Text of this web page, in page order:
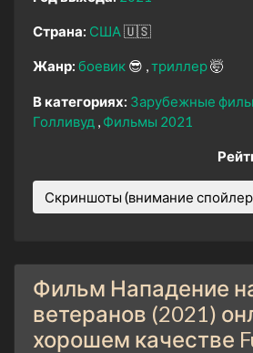
Страна: США 🇺🇸
Жанр: боевик 😎 триллер🤯
В категориях: Зарубежные
Голливуд
Фильмы 2021
Скриншоты (внимание
Фильм Нападение
ветеранов (2021)
хорошем качестве